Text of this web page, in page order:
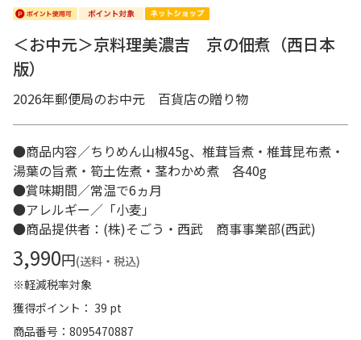
＜お中元＞京料理美濃吉 京の佃煮（西日本
版）
2026年郵便局のお中元 百貨店の贈り物
●商品内容／ちりめん山椒45g、椎茸旨煮・椎茸昆布煮・
湯葉の旨煮・筍土佐煮・茎わかめ煮 各40g
●賞味期間／常温で6ヵ月
●アレルギー／「小麦」
●商品提供者：(株)そごう・西武 商事事業部(西武)
3,990円(送料・税込)
※軽減税率対象
獲得ポイント： 39 pt
商品番号
8095470887